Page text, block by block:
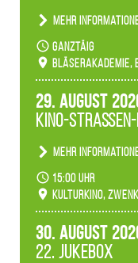
Mehr
Teilnahme der
ganztäig
Bläserakademie,
29. August
Kino-
Mehr
Konzert unserer
Schülerinnen
15:00 Uhr
Kulturkino,
30. August
22. Jukebox